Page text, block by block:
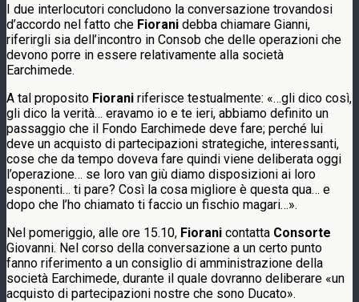
I due interlocutori concludono la conversazione trovandosi
d’accordo nel fatto che Fiorani debba chiamare Gianni,
riferirgli sia dell’incontro in Consob che delle operazioni che
devono porre in essere relativamente alla società
Earchimede.
A tal proposito Fiorani riferisce testualmente: «…gli dico così,
gli dico la verità… eravamo io e te ieri, abbiamo definito un
passaggio che il Fondo Earchimede deve fare; perché lui
deve un acquisto di partecipazioni strategiche, interessanti,
cose che da tempo doveva fare quindi viene deliberata oggi
l’operazione… se loro van giù diamo disposizioni ai loro
esponenti… ti pare? Così la cosa migliore è questa qua… e
dopo che l’ho chiamato ti faccio un fischio magari…».
Nel pomeriggio, alle ore 15.10, Fiorani contatta Consorte
Giovanni. Nel corso della conversazione a un certo punto
fanno riferimento a un consiglio di amministrazione della
società Earchimede, durante il quale dovranno deliberare «un
acquisto di partecipazioni nostre che sono Ducato».